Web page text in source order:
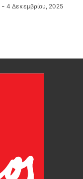
- 4 Δεκεμβρίου, 2025